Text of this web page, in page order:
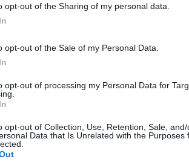
opt-out of the Sharing of my personal data.
opt-out of the Sale of my Personal Data.
opt-out of processing my Personal Data for
opt-out of Collection, Use, Retention, Sale,
Data that Is Unrelated with the Purposes
de crédito para empresas, elegir
No se trata solo de obtener
importa es el valor que puedas
alguna vez qué hace que
2023, hemos visto un auge de
y beneficios exclusivos.
sobresalientes de estas tarjetas y